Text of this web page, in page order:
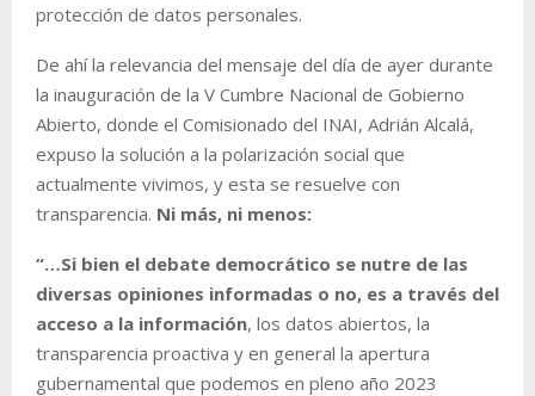
protección de datos personales.
De ahí la relevancia del mensaje del día de ayer durante
la inauguración de la V Cumbre Nacional de Gobierno
Abierto, donde el Comisionado del INAI, Adrián Alcalá,
expuso la solución a la polarización social que
actualmente vivimos, y esta se resuelve con
transparencia. Ni más, ni menos:
“…Si bien el debate democrático se nutre de las
diversas opiniones informadas o no, es a través del
acceso a la información, los datos abiertos, la
transparencia proactiva y en general la apertura
gubernamental que podemos en pleno año 2023